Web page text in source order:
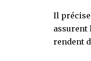
Il précise
assurent
rendent